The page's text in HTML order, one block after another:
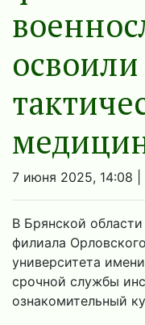
7 июня 2025, 14:08 |
В Брянской
филиала
университета
срочной службы
ознакомительный